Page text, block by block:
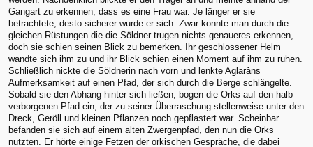
Gangart zu erkennen, dass es eine Frau war. Je länger er sie
betrachtete, desto sicherer wurde er sich. Zwar konnte man durch die
gleichen Rüstungen die die Söldner trugen nichts genaueres erkennen,
doch sie schien seinen Blick zu bemerken. Ihr geschlossener Helm
wandte sich ihm zu und ihr Blick schien einen Moment auf ihm zu ruhen.
Schließlich nickte die Söldnerin nach vorn und lenkte Aglarâns
Aufmerksamkeit auf einen Pfad, der sich durch die Berge schlängelte.
Sobald sie den Abhang hinter sich ließen, bogen die Orks auf den halb
verborgenen Pfad ein, der zu seiner Überraschung stellenweise unter den
Dreck, Geröll und kleinen Pflanzen noch gepflastert war. Scheinbar
befanden sie sich auf einem alten Zwergenpfad, den nun die Orks
nutzten. Er hörte einige Fetzen der orkischen Gespräche, die dabei